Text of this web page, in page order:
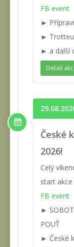
FB event
►
►
► a další
Detail
České
2026!
Celý
start
FB event
►
POUŤ
► České